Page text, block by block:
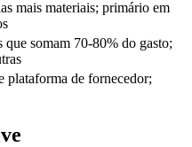
mais materiais; primário em
somam 70-80% do gasto;
plataforma de fornecedor;